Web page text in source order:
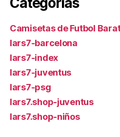
Camisetas de Futbol
lars7-barcelona
lars7-index
lars7-juventus
lars7-psg
lars7.shop-juventus
lars7.shop-niños